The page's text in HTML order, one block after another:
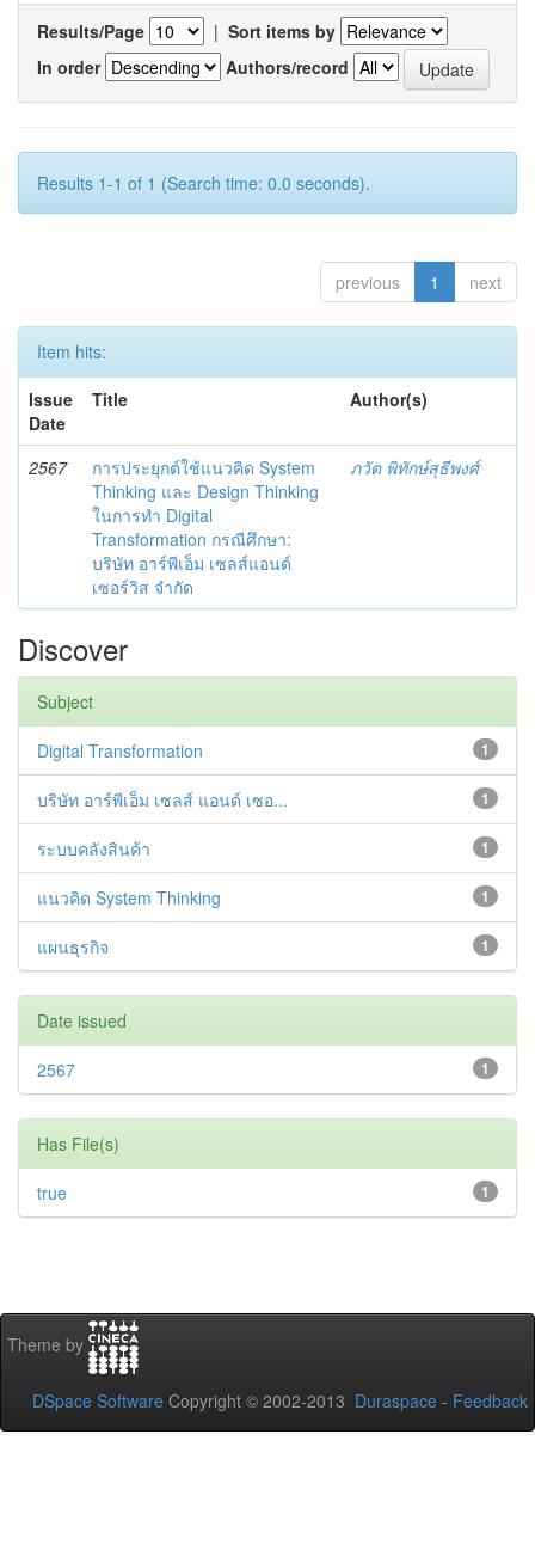
Results/Page | Sort items by
In order
Authors/record
Results 1-1 of 1 (Search time: 0.0 seconds).
previous 1 next
Item hits:
Issue
Date
Title Author(s)
2567
การประยุกต์ใช้แนวคิด System
Thinking และ Design Thinking
ในการทำ Digital
Transformation กรณีศึกษา:
บริษัท อาร์พีเอ็ม เซลส์แอนด์
เซอร์วิส จำกัด
ภวัต พิทักษ์สุธีพงศ์
Discover
Subject
1
Digital Transformation
1
บริษัท อาร์พีเอ็ม เซลส์ แอนด์ เซอ...
1
ระบบคลังสินค้า
1
แนวคิด System Thinking
1
แผนธุรกิจ
Date issued
1
2567
Has File(s)
1
true
Theme by
DSpace Software Copyright © 2002-2013 Duraspace - Feedback